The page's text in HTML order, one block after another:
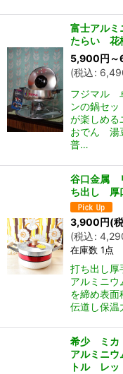
富士アル
たらい 花
5,900円
(税込:
フジマル
ンの鍋セ
が楽しめ
おでん 湯
普…
谷口金属
ち出し 厚
3,900円(
(税込:
在庫数 1点
打ち出し厚
アルミニウ
を締め表面
伝道し保
希少 ミカ
アルミニ
トル レ